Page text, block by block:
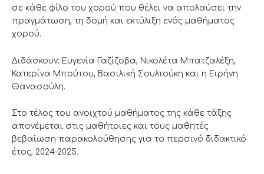
σε κάθε φίλο του χορού που θέλει να απολαύσει την
πραγμάτωση, τη δομή και εκτύλιξη ενός μαθήματος
χορού.
Διδάσκουν: Ευγενία Γαζίζοβα, Νικολέτα Μπατζαλέξη,
Κατερίνα Μπούτου, Βασιλική Σουλτούκη και η Ειρήνη
Θανασούλη.
Στο τέλος του ανοιχτού μαθήματος της κάθε τάξης
απονέμεται στις μαθήτριες και τους μαθητές
βεβαίωση παρακολούθησης για το περσινό διδακτικό
έτος, 2024-2025.